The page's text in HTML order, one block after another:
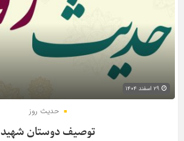
حدیث روز
توصیف دوستان شهید